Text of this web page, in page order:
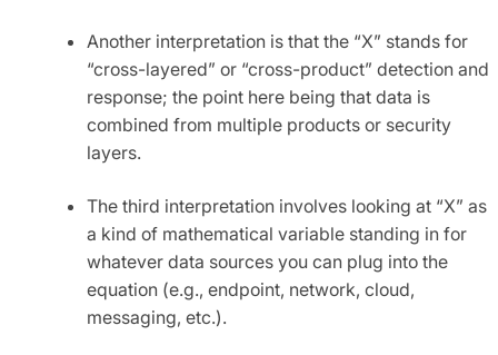
Another interpretation is that the “X” stands for
“cross-layered” or “cross-product” detection and
response; the point here being that data is
combined from multiple products or security
layers.
The third interpretation involves looking at “X” as
a kind of mathematical variable standing in for
whatever data sources you can plug into the
equation (e.g., endpoint, network, cloud,
messaging, etc.).